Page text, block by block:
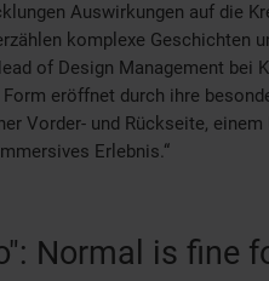
Auswirkungen auf die
komplexe Geschichten
of Design Management bei
Form eröffnet durch ihre
Vorder- und Rückseite,
Erlebnis.“
Normal is fine